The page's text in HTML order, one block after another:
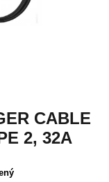
CABLE
2, 32A